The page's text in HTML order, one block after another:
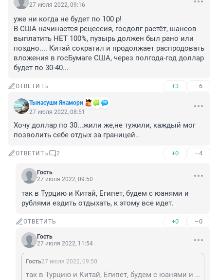
27 июля 2022, 09:16
уже ни когда не будет по 100 р!
В США начинается рецессия, госдолг растёт, шансов
выплатить НЕТ 100%, пузырь должен был рано или
поздно.... Китай сократил и продолжает распродовать
вложения в госБумаге США, через полгода-год доллар
будет по 30-40...
ОТВЕТИТЬ +3 –6
Тынасуши Янамори
27 июля 2022, 08:51
Хочу доллар по 30...жили же,не тужили, каждый мог
позволить себе отдых за границей..
ОТВЕТИТЬ 2 +0 –4
Гость
27 июля 2022, 09:50
так в Турцию и Китай, Египет, будем с юанями и
рублями ездить отдыхать, к этому все идет.
ОТВЕТИТЬ +0 –0
Гость
27 июля 2022, 11:54
Гость27 июля 2022, 09:50
так в Турцию и Китай, Египет, будем с юанями и рублями ездить отдыхать, к этому все идет.